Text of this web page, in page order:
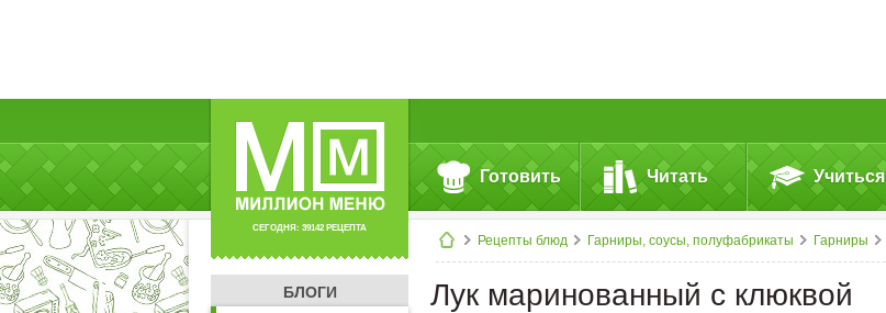
СЕГОДНЯ: 39142 РЕЦЕПТА
Готовить Читать Учиться
Рецепты блюд Гарниры, соусы, полуфабрикаты Гарниры
БЛОГИ
Лук маринованный с клюквой